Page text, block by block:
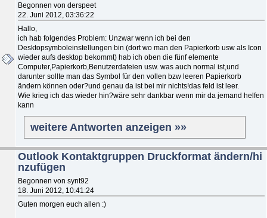
Begonnen von derspeet
22. Juni 2012, 03:36:22
Hallo,
ich hab folgendes Problem: Unzwar wenn ich bei den
Desktopsymboleinstellungen bin (dort wo man den Papierkorb usw als Icon
wieder aufs desktop bekommt) hab ich oben die fünf elemente
Computer,Papierkorb,Benutzerdateien usw. was auch normal ist,und
darunter sollte man das Symbol für den vollen bzw leeren Papierkorb
ändern können oder?und genau da ist bei mir nichts!das feld ist leer.
Wie krieg ich das wieder hin?wäre sehr dankbar wenn mir da jemand helfen
kann
weitere Antworten anzeigen »»
Outlook Kontaktgruppen Druckformat ändern/hi
nzufügen
Begonnen von synt92
18. Juni 2012, 10:41:24
Guten morgen euch allen :)